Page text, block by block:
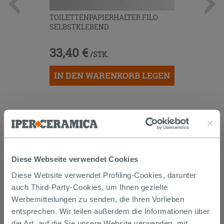
Diese Webseite verwendet Cookies
Diese Website verwendet Profiling-Cookies, darunter
auch Third-Party-Cookies, um Ihnen gezielte
Werbemitteilungen zu senden, die Ihren Vorlieben
entsprechen. Wir teilen außerdem die Informationen über
TOILETTENPAPIERHALTER FILO
SELBSTKLEBEND
33,40 € /STK.
IN DEN WARENKORB LEGEN
Versand
Die Waren werden normalerweise innerhalb von 15